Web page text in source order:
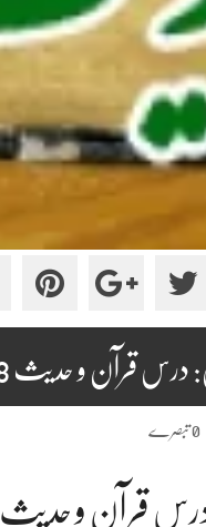
قرآن و حدیث 2018-06-08
و حدیث 2018-06-08